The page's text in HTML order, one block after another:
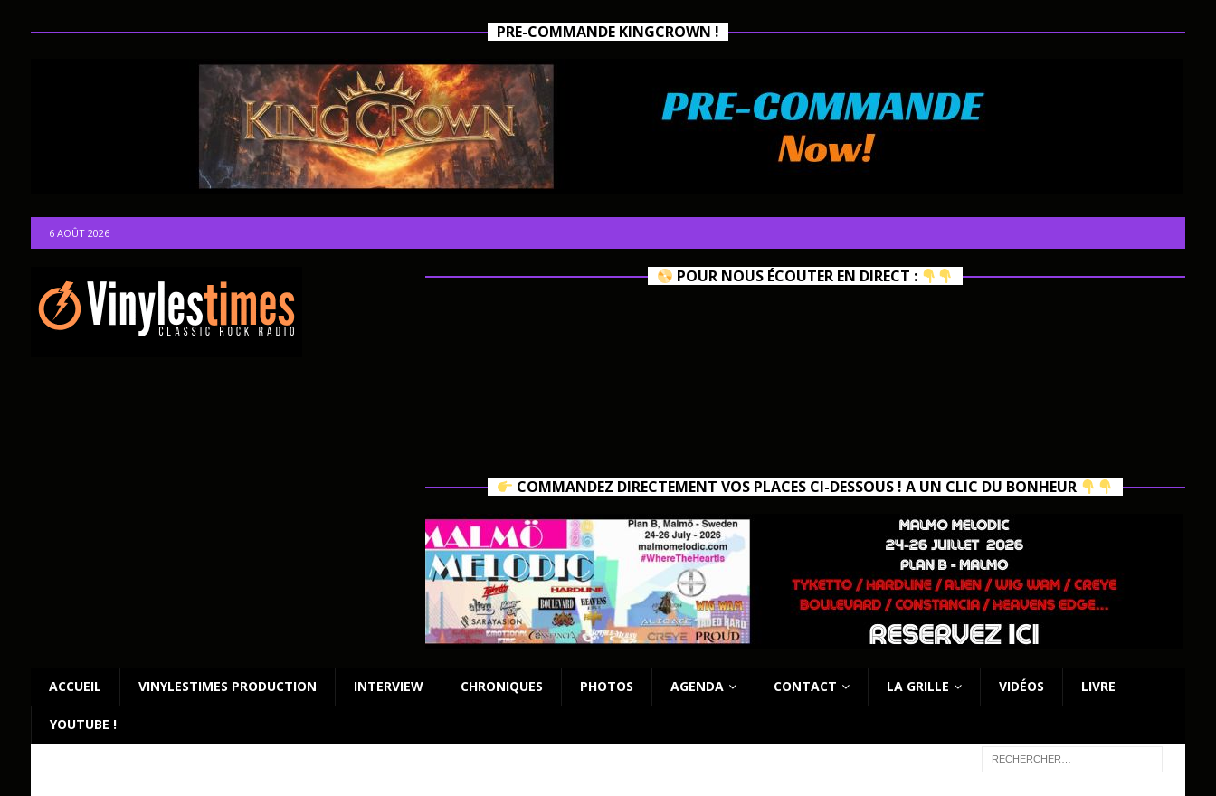
PRE-COMMANDE KINGCROWN !
6 AOÛT 2026
POUR NOUS ÉCOUTER EN DIRECT :
COMMANDEZ DIRECTEMENT VOS PLACES CI-DESSOUS ! A UN CLIC DU BONHEUR
ACCUEIL VINYLESTIMES PRODUCTION INTERVIEW CHRONIQUES PHOTOS AGENDA CONTACT LA GRILLE VIDÉOS LIVRE
YOUTUBE !